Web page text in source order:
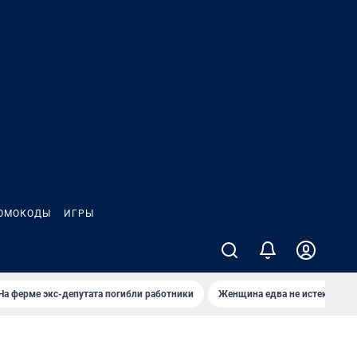
ИГРЫ
ферме экс-депутата погибли работники Женщина едва не истекла